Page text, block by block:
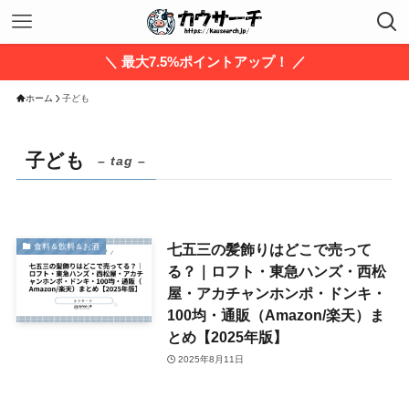
＼ 最大7.5%ポイントアップ！ ／
ホーム 子ども
子ども – tag –
食料＆飲料＆お酒
七五三の髪飾りはどこで売って
る？｜ロフト・東急ハンズ・西松
屋・アカチャンホンポ・ドンキ・
100均・通販（Amazon/楽天）ま
とめ【2025年版】
2025年8月11日